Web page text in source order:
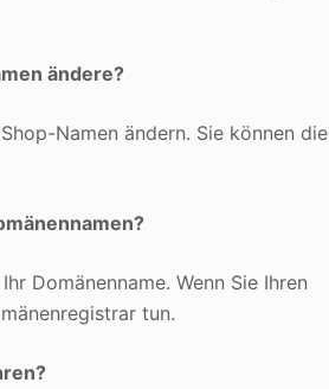
ändere?
Namen ändern. Sie können die
Domänenname. Wenn Sie Ihren
tun.